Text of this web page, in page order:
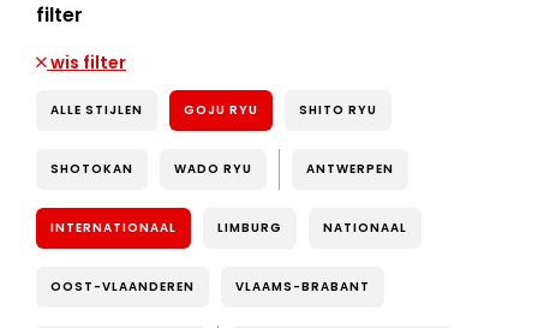
filter
wis filter
ALLE STIJLEN GOJU RYU SHITO RYU
SHOTOKAN WADO RYU ANTWERPEN
INTERNATIONAAL LIMBURG NATIONAAL
OOST-VLAANDEREN VLAAMS-BRABANT